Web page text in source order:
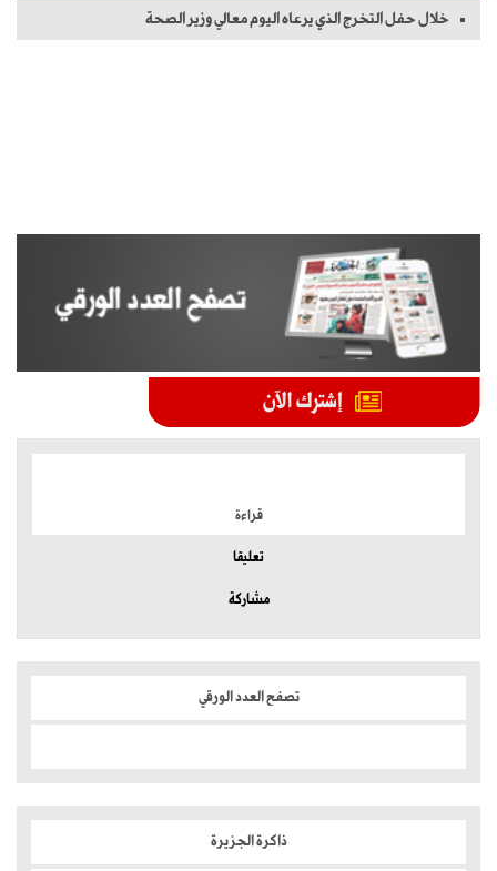
خلال حفل التخرج الذي يرعاه اليوم معالي وزير الصحة
قراءة
تعليقا
مشاركة
تصفح العدد الورقي
ذاكرة الجزيرة